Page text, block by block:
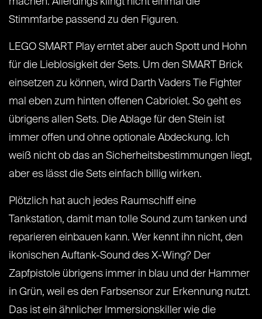
Stimmfarbe passend zu den Figuren.
LEGO SMART Play erntet aber auch Spott und Hohn
für die Lieblosigkeit der Sets. Um den SMART Brick
einsetzen zu können, wird Darth Vaders Tie Fighter
mal eben zum hinten offenen Cabriolet. So geht es
übrigens allen Sets. Die Ablage für den Stein ist
immer offen und ohne optionale Abdeckung. Ich
weiß nicht ob das an Sicherheitsbestimmungen liegt,
aber es lässt die Sets einfach billig wirken.
Plötzlich hat auch jedes Raumschiff eine
Tankstation, damit man tolle Sound zum tanken und
reparieren einbauen kann. Wer kennt ihn nicht, den
ikonischen Auftank-Sound des X-Wing? Der
Zapfpistole übrigens immer in blau und der Hammer
in Grün, weil es den Farbsensor zur Erkennung nutzt.
Das ist ein ähnlicher Immersionskiller wie die